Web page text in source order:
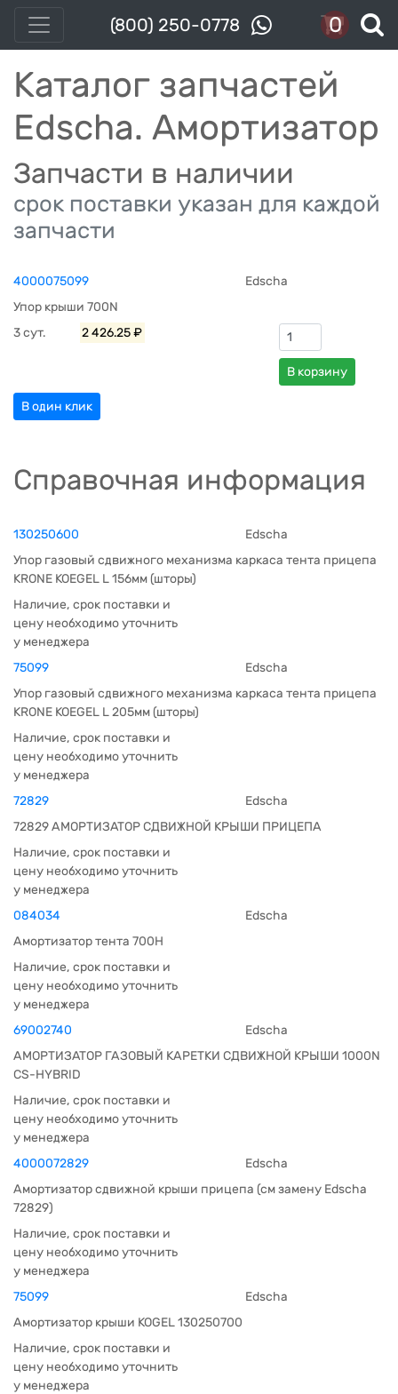
(800) 250-0778 0
Каталог запчастей
Edscha. Амортизатор
Запчасти в наличии
срок поставки указан для каждой
запчасти
4000075099
Edscha
Упор крыши 700N
3 сут.
2 426.25 ₽
В корзину
В один клик
Справочная информация
130250600
Edscha
Упор газовый сдвижного механизма каркаса тента прицепа
KRONE KOEGEL L 156мм (шторы)
Наличие, срок поставки и
цену необходимо уточнить
у менеджера
75099
Edscha
Упор газовый сдвижного механизма каркаса тента прицепа
KRONE KOEGEL L 205мм (шторы)
Наличие, срок поставки и
цену необходимо уточнить
у менеджера
72829
Edscha
72829 АМОРТИЗАТОР СДВИЖНОЙ КРЫШИ ПРИЦЕПА
Наличие, срок поставки и
цену необходимо уточнить
у менеджера
084034
Edscha
Амортизатор тента 700H
Наличие, срок поставки и
цену необходимо уточнить
у менеджера
69002740
Edscha
АМОРТИЗАТОР ГАЗОВЫЙ КАРЕТКИ СДВИЖНОЙ КРЫШИ 1000N
CS-HYBRID
Наличие, срок поставки и
цену необходимо уточнить
у менеджера
4000072829
Edscha
Амортизатор сдвижной крыши прицепа (см замену Edscha
72829)
Наличие, срок поставки и
цену необходимо уточнить
у менеджера
75099
Edscha
Амортизатор крыши KOGEL 130250700
Наличие, срок поставки и
цену необходимо уточнить
у менеджера